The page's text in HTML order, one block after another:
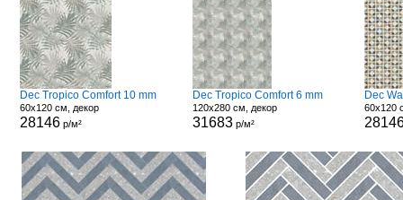
Dec Tropico Comfort 10 mm
60x120 см, декор
28146р/м²
Dec Tropico Comfort 6 mm
120x280 см, декор
31683 р/м²
Dec
60x120